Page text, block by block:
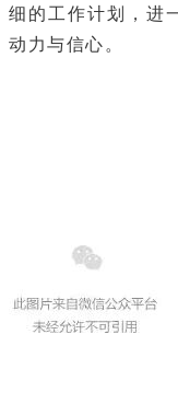
细的工作计划，进
动力与信心。